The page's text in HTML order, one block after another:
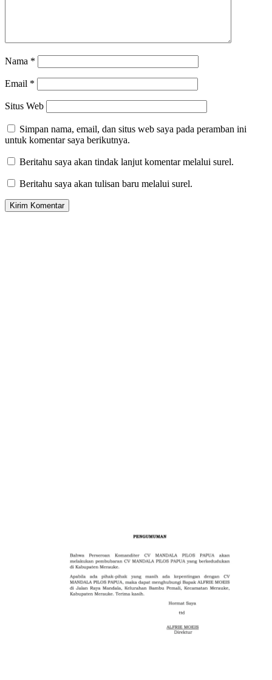
Nama *
Email *
Situs Web
Simpan nama, email, dan situs web saya pada peramban ini
untuk komentar saya berikutnya.
Beritahu saya akan tindak lanjut komentar melalui surel.
Beritahu saya akan tulisan baru melalui surel.